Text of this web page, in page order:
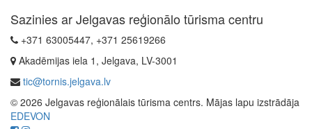
Sazinies ar Jelgavas reģionālo tūrisma centru
+371 63005447, +371 25619266
Akadēmijas iela 1, Jelgava, LV-3001
tic@tornis.jelgava.lv
© 2026 Jelgavas reģionālais tūrisma centrs. Mājas lapu izstrādāja
EDEVON